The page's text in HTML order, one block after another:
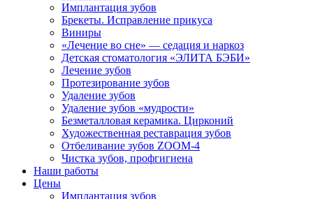
Имплантация зубов
Брекеты. Исправление прикуса
Виниры
«Лечение во сне» — седация и наркоз
Детская стоматология «ЭЛИТА БЭБИ»
Лечение зубов
Протезирование зубов
Удаление зубов
Удаление зубов «мудрости»
Безметалловая керамика. Цирконий
Художественная реставрация зубов
Отбеливание зубов ZOOM-4
Чистка зубов, профгигиена
Наши работы
Цены
Имплантация зубов